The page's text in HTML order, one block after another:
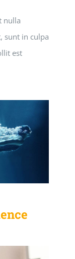
nulla
sunt in culpa
est